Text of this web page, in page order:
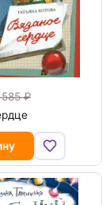
585